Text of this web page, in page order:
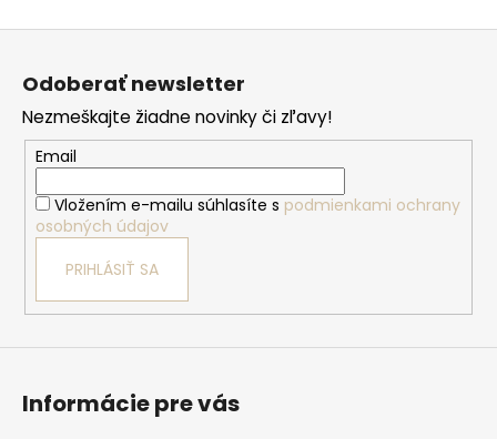
Odoberať newsletter
Nezmeškajte žiadne novinky či zľavy!
Email
Vložením e-mailu súhlasíte s podmienkami ochrany
osobných údajov
PRIHLÁSIŤ SA
Informácie pre vás